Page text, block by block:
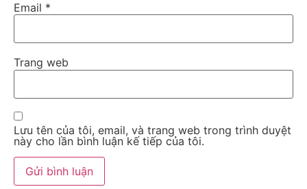
Email *
Trang web
Lưu tên của tôi, email, và trang web trong trình duyệt
này cho lần bình luận kế tiếp của tôi.